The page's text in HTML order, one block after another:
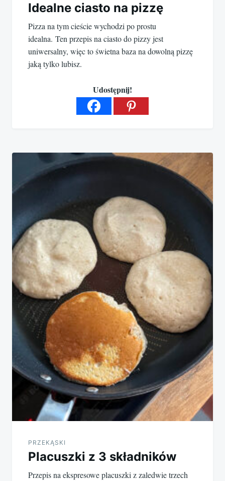
Idealne ciasto na pizzę
Pizza na tym cieście wychodzi po prostu
idealna. Ten przepis na ciasto do pizzy jest
uniwersalny, więc to świetna baza na dowolną pizzę
jaką tylko lubisz.
Udostępnij!
PRZEKĄSKI
Placuszki z 3 składników
Przepis na ekspresowe placuszki z zaledwie trzech